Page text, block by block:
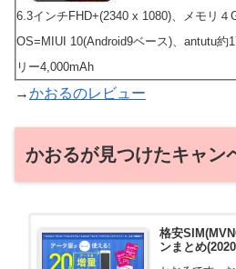
6.3インチFHD+(2340 x 1080)、メモリ４
OS=MIUI 10(Android9ベース)、antutu約
リー4,000mAh
→かおるのレビュー
かおるが見つけたキャン
格安
ンまとめ